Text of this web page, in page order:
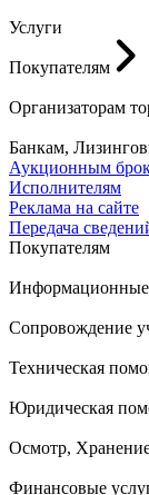
Услуги
Покупателям
Организаторам
Банкам,
Аукционным
Исполнителям
Реклама на сайте
Передача
Покупателям
Информационные
Сопровождение
Техническая
Юридическая
Осмотр,
Финансовые